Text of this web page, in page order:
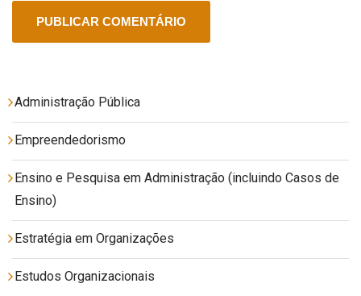
Administração Pública
Empreendedorismo
Ensino e Pesquisa em Administração (incluindo Casos de
Ensino)
Estratégia em Organizações
Estudos Organizacionais